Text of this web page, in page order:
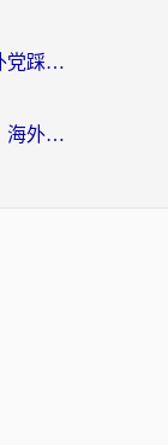
打江南百景图加速器哪个好？海外党踩坑N次后，终于找到不卡的秘诀
非洲玩装甲战争用什么加速器好？海外党亲测有效的国服游戏加速方案